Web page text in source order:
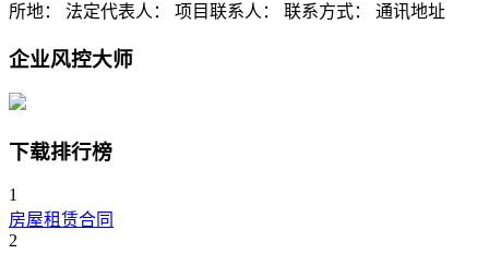
所地： 法定代表人： 项目联系人： 联系方式： 通讯地址
企业风控大师
下载排行榜
1
房屋租赁合同
2